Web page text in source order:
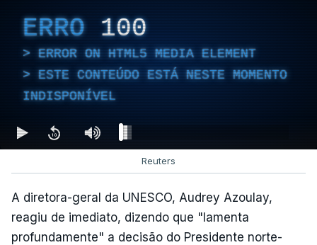
ERRO 100
ERROR ON HTML5 MEDIA ELEMENT
ESTE CONTEÚDO ESTÁ NESTE MOMENTO
INDISPONÍVEL
Reuters
A diretora-geral da UNESCO, Audrey Azoulay,
reagiu de imediato, dizendo que "lamenta
profundamente" a decisão do Presidente norte-